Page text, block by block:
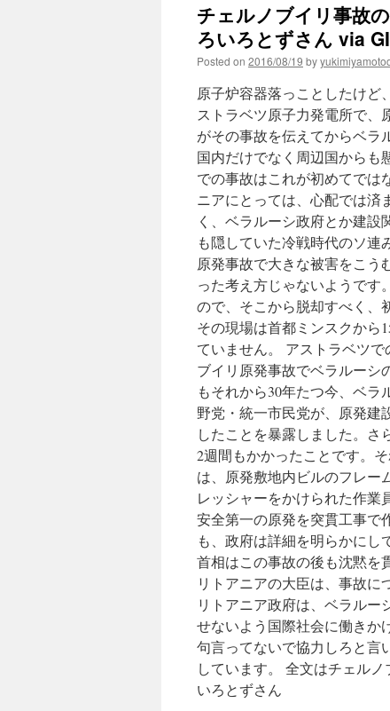
チェルノブイリ事故
ろいろとずさん via
Posted on 2016/08/19 by
原子炉容器落っことしたけど
ストラベツ原子力発電所で、
がその事故を伝えてからベラ
国内だけでなく周辺国からも
での事故はこれが初めてでは
ニアにとっては、心配では済
く、ベラルーシ政府とか建
も隠していた冷戦時代のソ連
原発事故で大きな被害をこ
った考え方じゃないようです
ので、そこから脱却すべく、
その現場は首都ミンスクから
ていません。 アストラベツ
ブイリ原発事故でベラルーシ
もそれから30年たつ今、ベラ
野党・統一市民党が、原発建
したことを暴露しました。さ
2週間もかかったことです。
は、原発敷地内ビルのフレー
レッシャーをかけられた作業
安全第一の原発を突貫工事
も、政府は詳細を明らかにし
首相はこの事故の後も沈黙を
リトアニアの大臣は、事故に
リトアニア政府は、ベラルー
せないよう国際社会に働きか
句言ってないで協力しろと言
しています。 全文はチェル
いろとずさん